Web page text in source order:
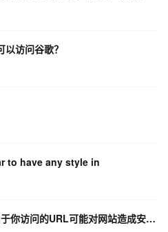
访问谷歌？
to have any style in
访问ECS服务器的网站提示“由于你访问的URL可能对网站造成安全威胁，您的访问被阻断”，这是什么原因？